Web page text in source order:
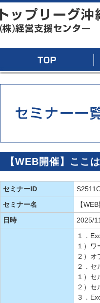
【WEB開催】ここ
セミナーID
セミナー名
【
日時
2025/
１．
１）
２）オ
２．セ
１）セ
２）セ
３．